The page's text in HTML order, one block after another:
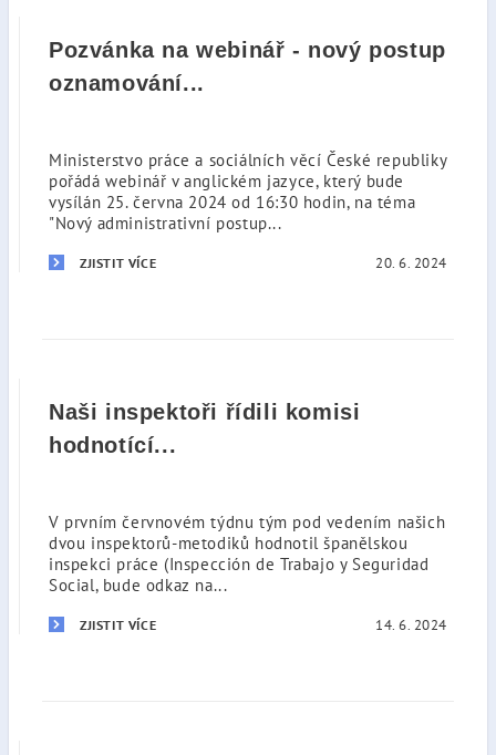
Pozvánka na webinář - nový postup
oznamování...
Ministerstvo práce a sociálních věcí České republiky
pořádá webinář v anglickém jazyce, který bude
vysílán 25. června 2024 od 16:30 hodin, na téma
"Nový administrativní postup...
ZJISTIT VÍCE 20. 6. 2024
Naši inspektoři řídili komisi
hodnotící...
V prvním červnovém týdnu tým pod vedením našich
dvou inspektorů-metodiků hodnotil španělskou
inspekci práce (Inspección de Trabajo y Seguridad
Social, bude odkaz na...
ZJISTIT VÍCE 14. 6. 2024